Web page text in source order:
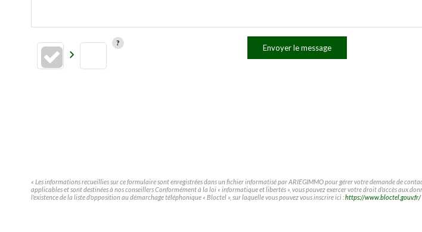
Envoyer le message
« Les informations recueillies sur ce formulaire sont enregistrées dans un fichier informatisé par ARIEGIMMO pour gérer votre demande de
applicables et sont destinées à nos conseillers Conformément à la loi « informatique et libertés », vous pouvez exercer votre droit d'accès aux
l'existence de la liste d'opposition au démarchage téléphonique « Bloctel », sur laquelle vous pouvez vous inscrire ici :https://www.bloctel.gouv.fr/